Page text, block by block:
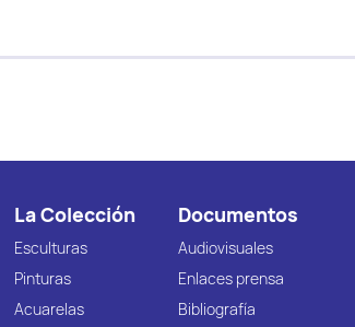
La Colección
Esculturas
Pinturas
Acuarelas
Documentos
Audiovisuales
Enlaces prensa
Bibliografía